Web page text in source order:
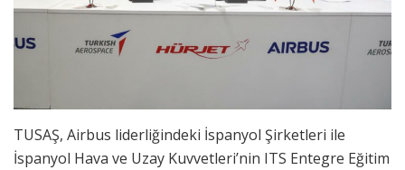
TUSAŞ, Airbus liderliğindeki İspanyol Şirketleri ile
İspanyol Hava ve Uzay Kuvvetleri’nin ITS Entegre Eğitim